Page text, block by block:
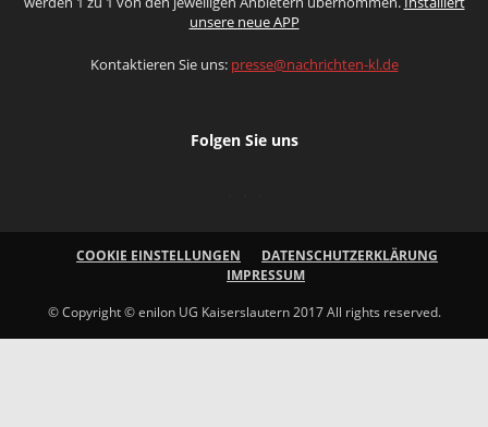
unsere neue APP
Kontaktieren Sie uns: presse@nachrichten-kl.de
Folgen Sie uns
COOKIE EINSTELLUNGEN
DATENSCHUTZERKLÄRUNG
IMPRESSUM
© Copyright © enilon UG Kaiserslautern 2017 All rights reserved.